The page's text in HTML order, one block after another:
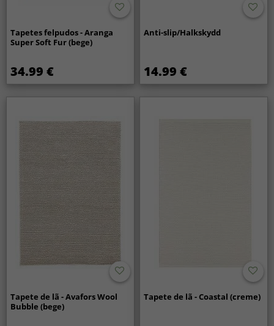
Tapetes felpudos - Aranga
Super Soft Fur (bege)
34.99 €
Anti-slip/Halkskydd
14.99 €
Tapete de lã - Avafors Wool
Bubble (bege)
Tapete de lã - Coastal (creme)